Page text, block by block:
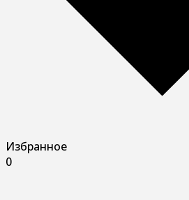
Избранное
0